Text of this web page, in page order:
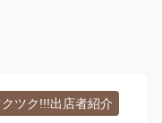
クツク!!!出店者紹介